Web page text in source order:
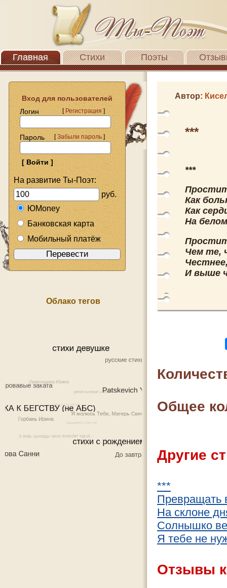
Главная Стихи Поэты
Вход для пользователей
Логин
[Регистрация]
Пароль [Забыли пароль]
На развитие Ты-Поэт:
руб.
ЮMoney
Банковская карта
Мобильный платёж
Облако тегов
Автор:
***
***
Как
Как
На
Чем те,
И выше
Общее
Другие
***
Превращать
На склоне
Солнышко
Я тебе не
Отзывы